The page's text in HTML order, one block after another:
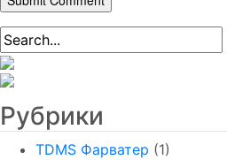
Рубрики
TDMS Фарватер (1)